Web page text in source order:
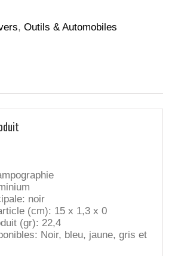
, Outils & Automobiles
noir
(cm): 15 x 1,3 x 0
(gr): 22,4
Noir, bleu, jaune, gris et